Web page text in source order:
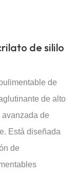
de sililo
de
de alto
de
Está diseñada
de